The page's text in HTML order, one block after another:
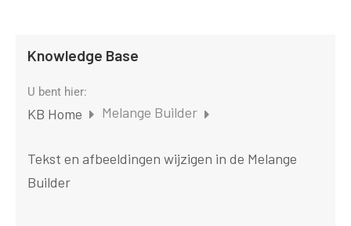
Knowledge Base
U bent hier:
KB Home Melange Builder
Tekst en afbeeldingen wijzigen in de Melange
Builder